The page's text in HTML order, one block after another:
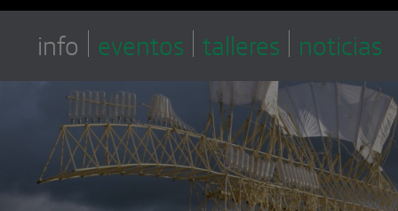
info eventos talleres noticias